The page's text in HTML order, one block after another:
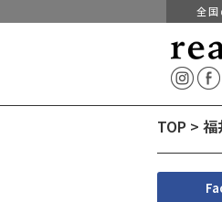
全
TOP > 福